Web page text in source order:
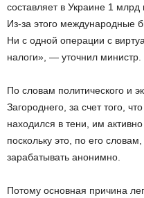
составляет в Украине 1 млрд
Из-за этого международные
Ни с одной операции с
налоги», — уточнил министр.
По словам политического и
Загороднего, за счет того,
находился в тени, им
поскольку это, по его
зарабатывать анонимно.
Потому основная причина